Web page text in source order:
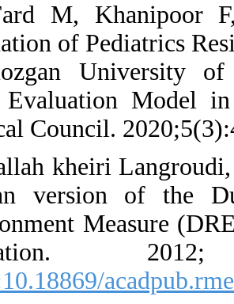
11. Fard M,
Evaluation of
Hormozgan
CIPP
Medical
12. Fallah
Persian
Environment
[